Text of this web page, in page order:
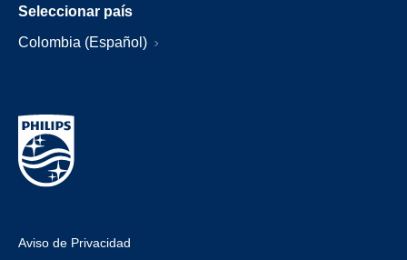
Seleccionar país
Colombia (Español)
Aviso de Privacidad